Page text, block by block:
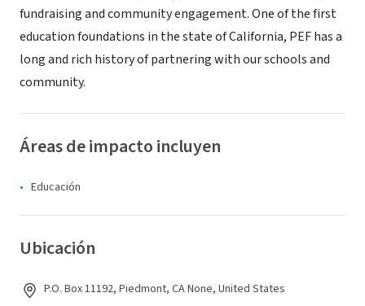
fundraising and community engagement. One of the first
education foundations in the state of California, PEF has a
long and rich history of partnering with our schools and
community.
Áreas de impacto incluyen
Educación
Ubicación
P.O. Box 11192, Piedmont, CA None, United States